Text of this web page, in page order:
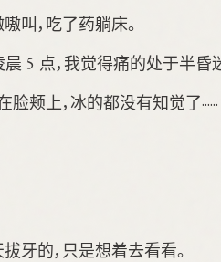
叫，吃了药躺床。
5 点，我觉得痛的处于半昏
颊上，冰的都没有知觉了······
牙的，只是想着去看看。